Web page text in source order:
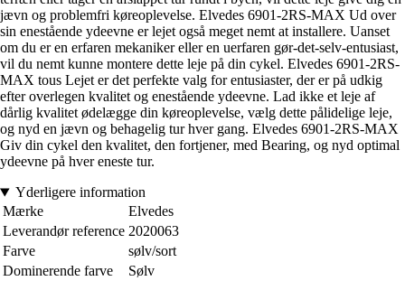
jævn og problemfri køreoplevelse. Elvedes 6901-2RS-MAX Ud over
sin enestående ydeevne er lejet også meget nemt at installere. Uanset
om du er en erfaren mekaniker eller en uerfaren gør-det-selv-entusiast,
vil du nemt kunne montere dette leje på din cykel. Elvedes 6901-2RS-
MAX tous Lejet er det perfekte valg for entusiaster, der er på udkig
efter overlegen kvalitet og enestående ydeevne. Lad ikke et leje af
dårlig kvalitet ødelægge din køreoplevelse, vælg dette pålidelige leje,
og nyd en jævn og behagelig tur hver gang. Elvedes 6901-2RS-MAX
Giv din cykel den kvalitet, den fortjener, med Bearing, og nyd optimal
ydeevne på hver eneste tur.
Yderligere information
Mærke
Elvedes
Leverandør reference 2020063
Farve
sølv/sort
Dominerende farve
Sølv